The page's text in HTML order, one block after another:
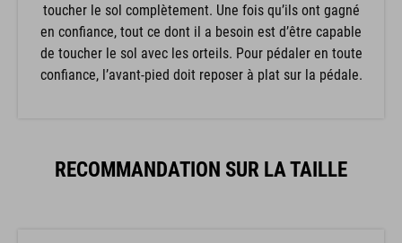
toucher le sol complètement. Une fois qu’ils ont gagné
en confiance, tout ce dont il a besoin est d’être capable
de toucher le sol avec les orteils. Pour pédaler en toute
confiance, l’avant-pied doit reposer à plat sur la pédale.
RECOMMANDATION SUR LA TAILLE